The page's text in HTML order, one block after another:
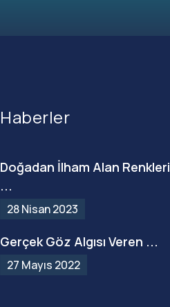
Haberler
Doğadan İlham Alan Renkleri
...
28 Nisan 2023
Gerçek Göz Algısı Veren ...
27 Mayıs 2022